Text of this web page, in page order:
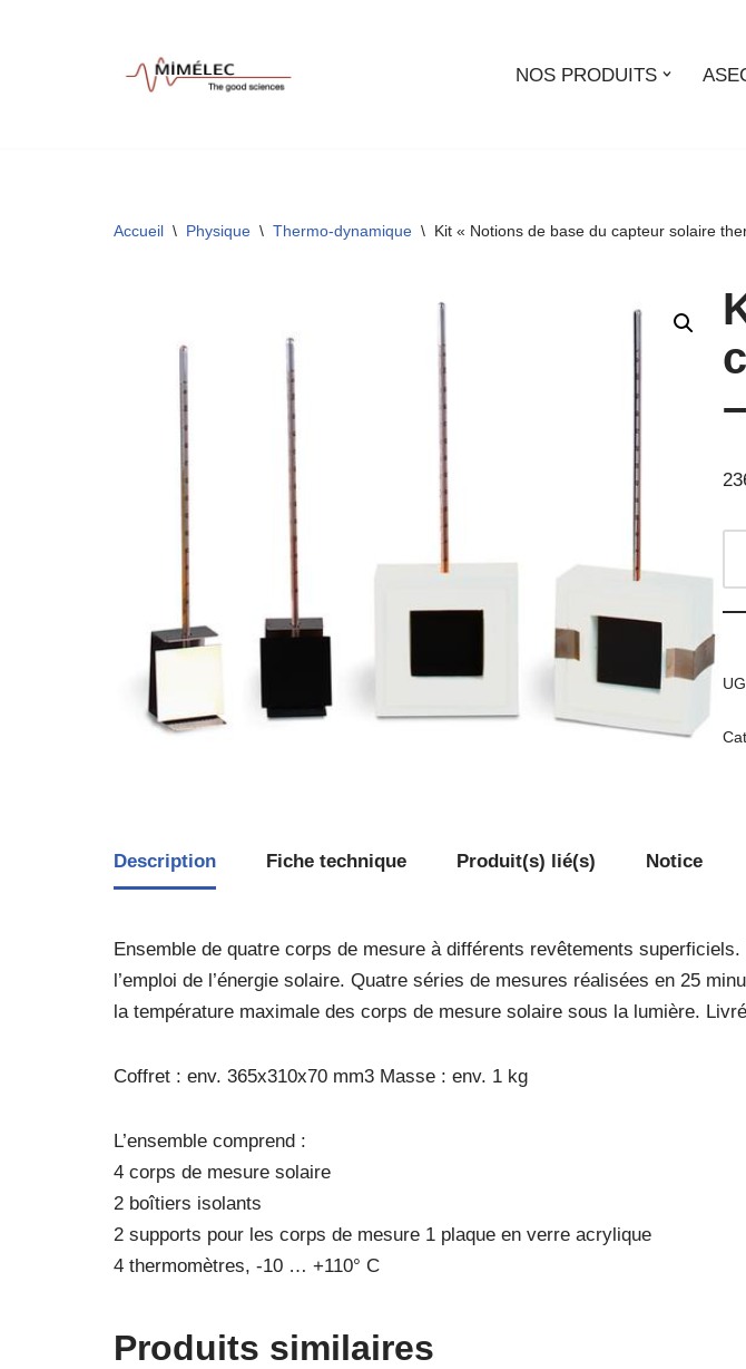
NOS PRODUITS
Accueil \ Physique \ Thermo-dynamique \ Kit « Notions de base du capteur solaire
Description Fiche technique Produit(s) lié(s) Notice
Ensemble de quatre corps de mesure à différents revêtements
l’emploi de l’énergie solaire. Quatre séries de mesures réalisées en 25
la température maximale des corps de mesure solaire sous la lumière.
Coffret : env. 365x310x70 mm3 Masse : env. 1 kg
L’ensemble comprend :
4 corps de mesure solaire
2 boîtiers isolants
2 supports pour les corps de mesure 1 plaque en verre acrylique
4 thermomètres, -10 … +110° C
Produits similaires